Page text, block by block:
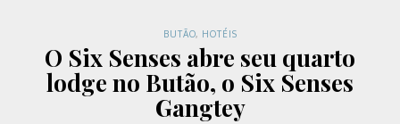
BUTÃO, HOTÉIS
O Six Senses abre seu quarto
lodge no Butão, o Six Senses
Gangtey